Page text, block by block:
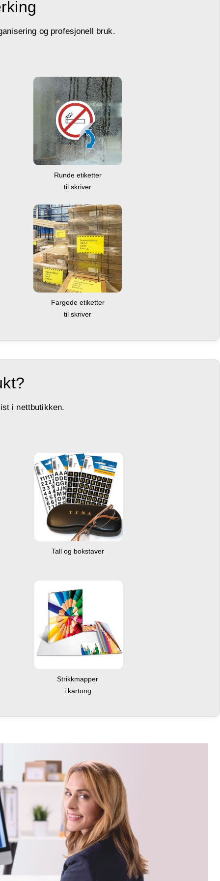
og profesjonell bruk.
Runde etiketter
til skriver
Fargede etiketter
til skriver
i nettbutikken.
Tall og bokstaver
Strikkmapper
i kartong